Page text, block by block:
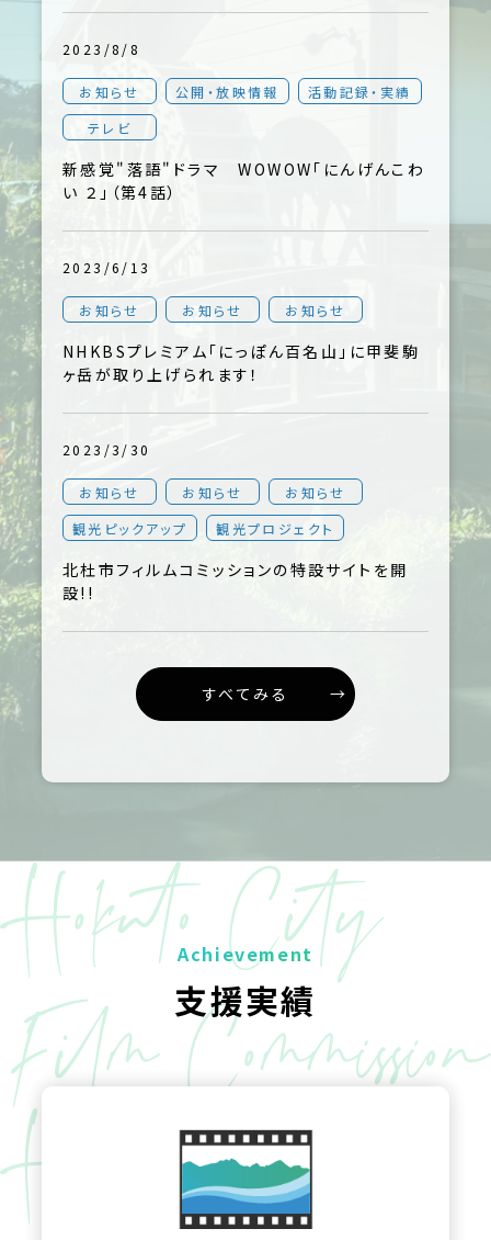
2023/8/8
お知らせ 公開・放映情報
活動記録・実績
テレビ
新感覚"落語"ドラマ WOWOW「にんげんこわ
い ２」（第4話）
2023/6/13
お知らせ お知らせ お知らせ
NHKBSプレミアム「にっぽん百名山」に甲斐駒
ヶ岳が取り上げられます！
2023/3/30
お知らせ お知らせ
お知らせ
観光ピックアップ
観光プロジェクト
北杜市フィルムコミッションの特設サイトを開
設!!
すべてみる
Achievement
支援実績